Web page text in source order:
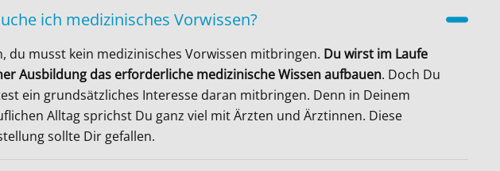
ich medizinisches Vorwissen?
du musst kein medizinisches Vorwissen mitbringen. Du wirst im Laufe
Ausbildung das erforderliche medizinische Wissen aufbauen. Doch Du
ein grundsätzliches Interesse daran mitbringen. Denn in Deinem
Alltag sprichst Du ganz viel mit Ärzten und Ärztinnen. Diese
sollte Dir gefallen.